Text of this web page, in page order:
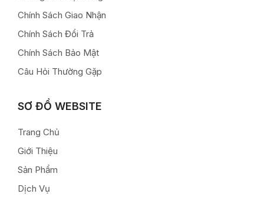
Chính Sách Giao Nhận
Chính Sách Đổi Trả
Chính Sách Bảo Mật
Câu Hỏi Thường Gặp
SƠ ĐỒ WEBSITE
Trang Chủ
Giới Thiệu
Sản Phẩm
Dịch Vụ